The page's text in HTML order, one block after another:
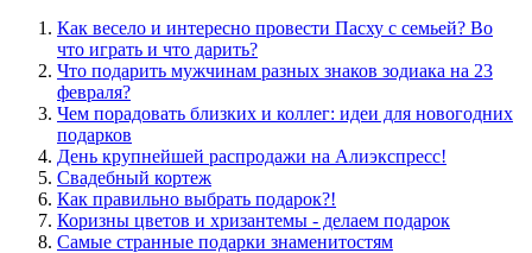
Как весело и интересно провести Пасху с семьей? Во
что играть и что дарить?
Что подарить мужчинам разных знаков зодиака на 23
февраля?
Чем порадовать близких и коллег: идеи для новогодних
подарков
День крупнейшей распродажи на Алиэкспресс!
Свадебный кортеж
Как правильно выбрать подарок?!
Коризны цветов и хризантемы - делаем подарок
Самые странные подарки знаменитостям